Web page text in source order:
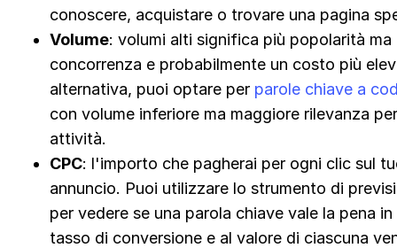
conoscere, acquistare o trovare una pagina
Volume: volumi alti significa più popolarità ma
concorrenza e probabilmente un costo più
alternativa, puoi optare per parole chiave a
con volume inferiore ma maggiore rilevanza
attività.
CPC: l'importo che pagherai per ogni clic sul
annuncio. Puoi utilizzare lo strumento di
per vedere se una parola chiave vale la pena in
tasso di conversione e al valore di ciascuna